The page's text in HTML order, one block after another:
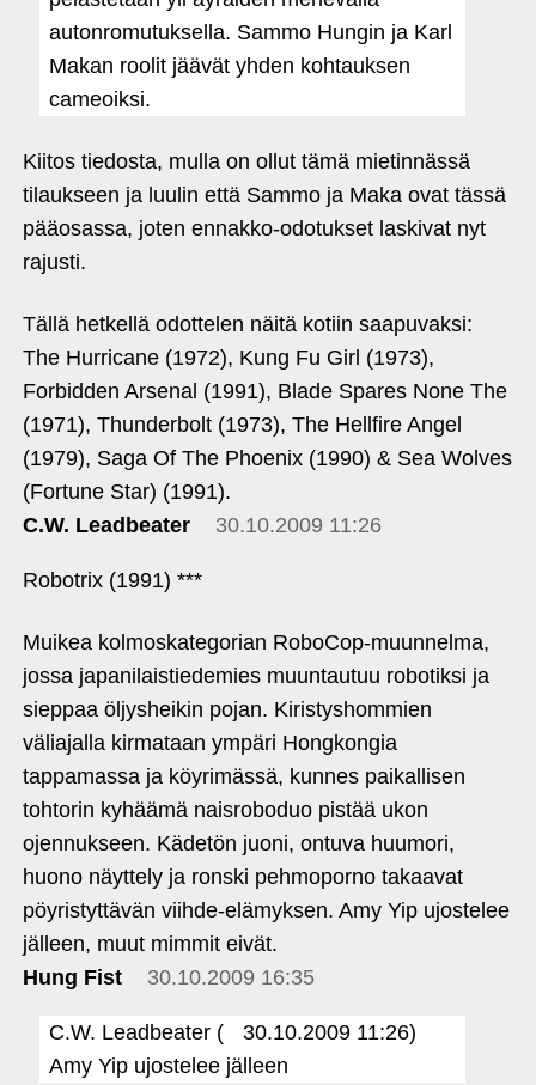
autonromutuksella. Sammo Hungin ja Karl
Makan roolit jäävät yhden kohtauksen
cameoiksi.
Kiitos tiedosta, mulla on ollut tämä mietinnässä
tilaukseen ja luulin että Sammo ja Maka ovat tässä
pääosassa, joten ennakko-odotukset laskivat nyt
rajusti.
Tällä hetkellä odottelen näitä kotiin saapuvaksi:
The Hurricane (1972), Kung Fu Girl (1973),
Forbidden Arsenal (1991), Blade Spares None The
(1971), Thunderbolt (1973), The Hellfire Angel
(1979), Saga Of The Phoenix (1990) & Sea Wolves
(Fortune Star) (1991).
C.W. Leadbeater
30.10.2009 11:26
Robotrix (1991) ***
Muikea kolmoskategorian RoboCop-muunnelma,
jossa japanilaistiedemies muuntautuu robotiksi ja
sieppaa öljysheikin pojan. Kiristyshommien
väliajalla kirmataan ympäri Hongkongia
tappamassa ja köyrimässä, kunnes paikallisen
tohtorin kyhäämä naisroboduo pistää ukon
ojennukseen. Kädetön juoni, ontuva huumori,
huono näyttely ja ronski pehmoporno takaavat
pöyristyttävän viihde-elämyksen. Amy Yip ujostelee
jälleen, muut mimmit eivät.
Hung Fist
30.10.2009 16:35
C.W. Leadbeater (
30.10.2009 11:26)
Amy Yip ujostelee jälleen